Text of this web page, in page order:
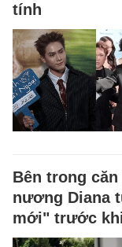
tính
Bên trong
nương Diana
mới" trước